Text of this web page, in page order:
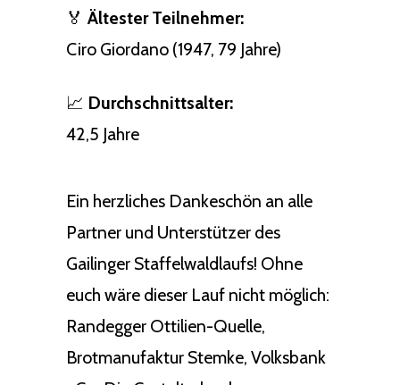
🏅 Ältester Teilnehmer:
Ciro Giordano (1947, 79 Jahre)
📈 Durchschnittsalter:
42,5 Jahre
Ein herzliches Dankeschön an alle
Partner und Unterstützer des
Gailinger Staffelwaldlaufs! Ohne
euch wäre dieser Lauf nicht möglich:
Randegger Ottilien-Quelle,
Brotmanufaktur Stemke, Volksbank